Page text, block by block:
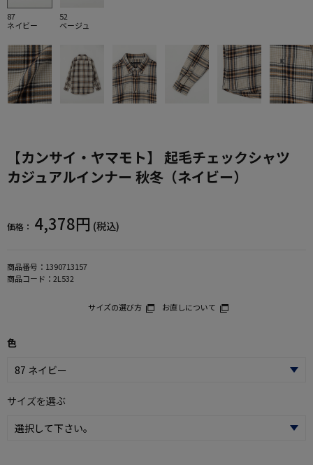
87
ネイビー
52
ベージュ
【カンサイ・ヤマモト】 起毛チェックシャツ
カジュアルインナー 秋冬（ネイビー）
価格： 4,378円 (税込)
商品番号： 1390713157
商品コード： 2L532
サイズの選び方 お直しについて
色
サイズを選ぶ